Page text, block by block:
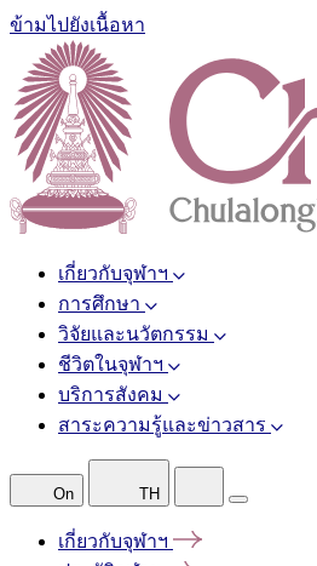
ข้ามไปยังเนื้อหา
เกี่ยวกับจุฬาฯ
การศึกษา
วิจัยและนวัตกรรม
ชีวิตในจุฬาฯ
บริการสังคม
สาระความรู้และข่าวสาร
On TH
เกี่ยวกับจุฬาฯ